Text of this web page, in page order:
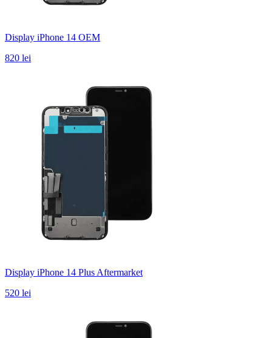
Display iPhone 14 OEM
820 lei
Display iPhone 14 Plus Aftermarket
520 lei